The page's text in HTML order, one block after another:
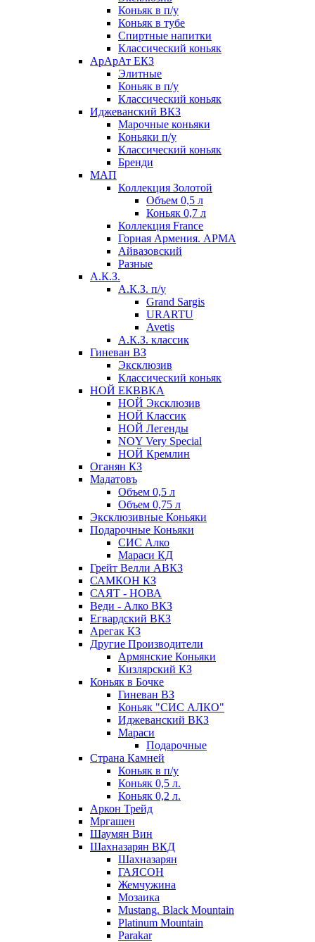
Коньяк в п/у
Коньяк в тубе
Спиртные напитки
Классический коньяк
АрАрАт ЕКЗ
Элитные
Коньяк в п/у
Классический коньяк
Иджеванский ВКЗ
Марочные коньяки
Коньяки п/у
Классический коньяк
Бренди
МАП
Коллекция Золотой
Объем 0,5 л
Коньяк 0,7 л
Коллекция France
Горная Армения. АРМА
Айвазовский
Разные
А.К.З.
А.К.З. п/у
Grand Sargis
URARTU
Avetis
А.К.З. классик
Гиневан ВЗ
Эксклюзив
Классический коньяк
НОЙ ЕКВВКА
НОЙ Эксклюзив
НОЙ Классик
НОЙ Легенды
NOY Very Speсial
НОЙ Кремлин
Оганян КЗ
Мадатовъ
Объем 0,5 л
Объем 0,75 л
Эксклюзивные Коньяки
Подарочные Коньяки
СИС Алко
Мараси КД
Грейт Велли АВКЗ
САМКОН КЗ
САЯТ - НОВА
Веди - Алко ВКЗ
Егвардский ВКЗ
Арегак КЗ
Другие Производители
Армянские Коньяки
Кизлярский КЗ
Коньяк в Бочке
Гиневан ВЗ
Коньяк "СИС АЛКО"
Иджеванский ВКЗ
Мараси
Подарочные
Страна Камней
Коньяк в п/у
Коньяк 0,5 л.
Коньяк 0,2 л.
Аркон Трейд
Мргашен
Шаумян Вин
Шахназарян ВКД
Шахназарян
ГАЯСОН
Жемчужина
Мозаика
Mustang. Black Mountain
Platinum Mountain
Parakar